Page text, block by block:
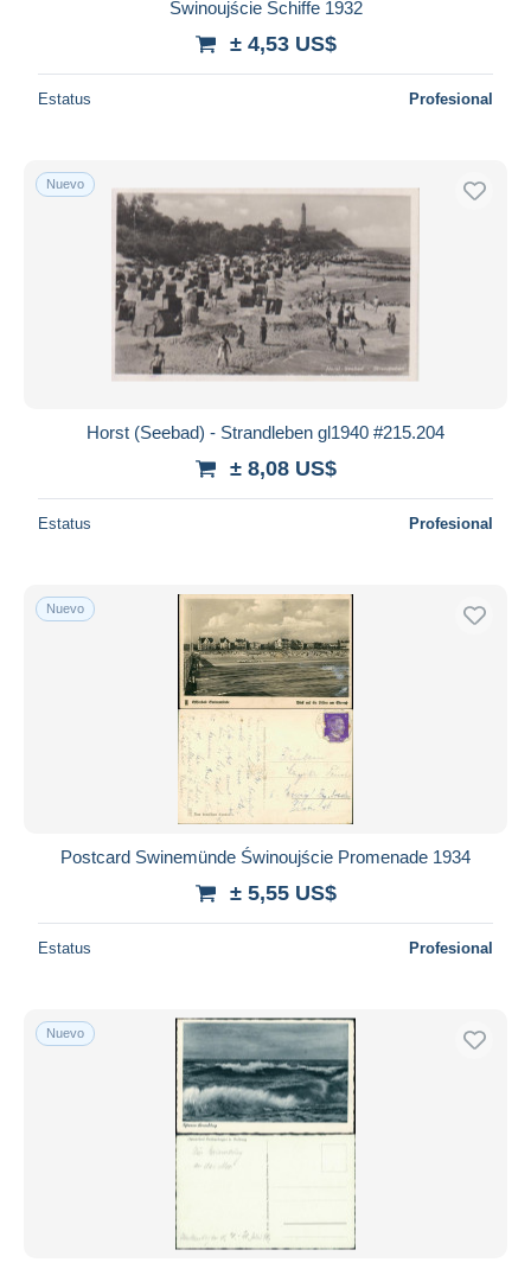
Świnoujście Schiffe 1932
± 4,53 US$
Estatus Profesional
Nuevo
Horst (Seebad) - Strandleben gl1940 #215.204
± 8,08 US$
Estatus Profesional
Nuevo
Postcard Swinemünde Świnoujście Promenade 1934
± 5,55 US$
Estatus Profesional
Nuevo